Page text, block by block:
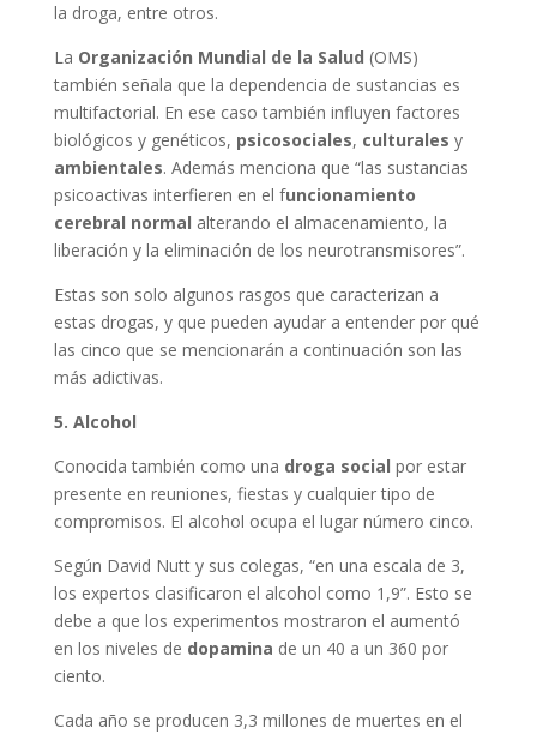
la droga, entre otros.
La Organización Mundial de la Salud (OMS)
también señala que la dependencia de sustancias es
multifactorial. En ese caso también influyen factores
biológicos y genéticos, psicosociales, culturales y
ambientales. Además menciona que “las sustancias
psicoactivas interfieren en el funcionamiento
cerebral normal alterando el almacenamiento, la
liberación y la eliminación de los neurotransmisores”.
Estas son solo algunos rasgos que caracterizan a
estas drogas, y que pueden ayudar a entender por qué
las cinco que se mencionarán a continuación son las
más adictivas.
5. Alcohol
Conocida también como una droga social por estar
presente en reuniones, fiestas y cualquier tipo de
compromisos. El alcohol ocupa el lugar número cinco.
Según David Nutt y sus colegas, “en una escala de 3,
los expertos clasificaron el alcohol como 1,9”. Esto se
debe a que los experimentos mostraron el aumentó
en los niveles de dopamina de un 40 a un 360 por
ciento.
Cada año se producen 3,3 millones de muertes en el